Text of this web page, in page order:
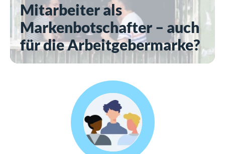
Mitarbeiter als
Markenbotschafter – auch
für die Arbeitgebermarke?